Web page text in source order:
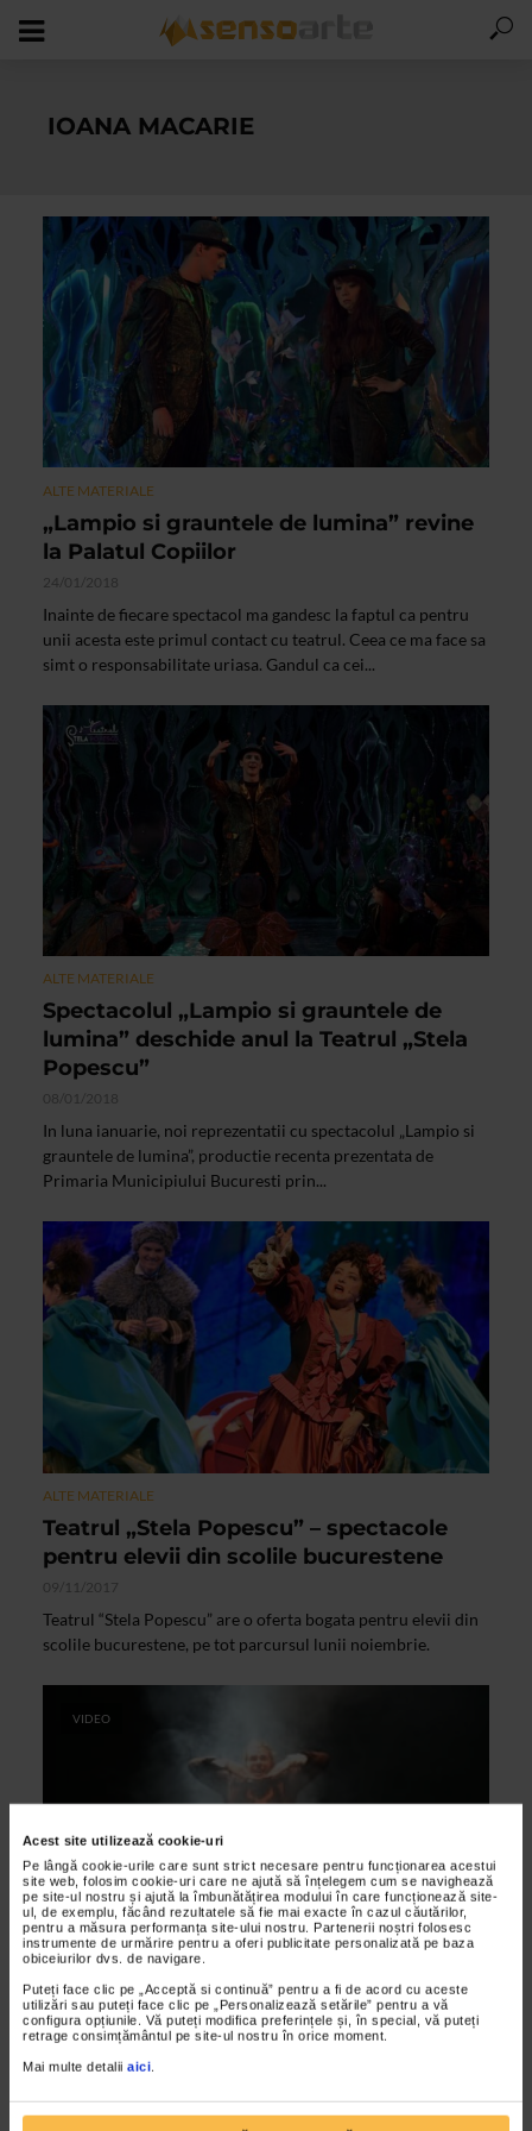
Acest site utilizează cookie-uri
Pe lângă cookie-urile care sunt strict necesare pentru funcționarea acestui
site web, folosim cookie-uri care ne ajută să înțelegem cum se navighează
pe site-ul nostru și ajută la îmbunătățirea modului în care funcționează site-
ul, de exemplu, făcând rezultatele să fie mai exacte în cazul căutărilor,
pentru a măsura performanța site-ului nostru. Partenerii noștri folosesc
instrumente de urmărire pentru a oferi publicitate personalizată pe baza
obiceiurilor dvs. de navigare.
Puteți face clic pe „Acceptă si continuă” pentru a fi de acord cu aceste
utilizări sau puteți face clic pe „Personalizează setările” pentru a vă
configura opțiunile. Vă puteți modifica preferințele și, în special, vă puteți
retrage consimțământul pe site-ul nostru în orice moment.
Mai multe detalii aici
IOANA MACARIE
ALTE MATERIALE
„Lampio si grauntele de lumina” revine
la Palatul Copiilor
24/01/2018
Inainte de fiecare spectacol ma gandesc la faptul ca pentru
unii acesta este primul contact cu teatrul. Ceea ce ma face sa
simt o responsabilitate uriasa. Gandul ca cei...
ALTE MATERIALE
Spectacolul „Lampio si grauntele de
lumina” deschide anul la Teatrul „Stela
Popescu”
08/01/2018
In luna ianuarie, noi reprezentatii cu spectacolul „Lampio si
grauntele de lumina”, productie recenta prezentata de
Primaria Municipiului Bucuresti prin...
ALTE MATERIALE
Teatrul „Stela Popescu” – spectacole
pentru elevii din scolile bucurestene
09/11/2017
Teatrul “Stela Popescu” are o oferta bogata pentru elevii din
scolile bucurestene, pe tot parcursul lunii noiembrie.
VIDEO
ALTE MATERIALE
D’ale noastre – Teatrul National
Bucuresti
National de Teatru 2012, vineri, 26 octombrie, ora 18.00, la